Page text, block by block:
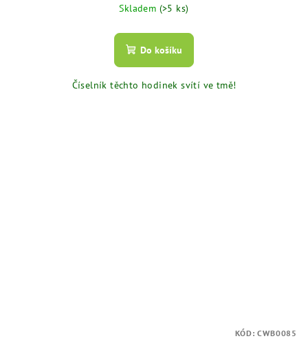
Skladem (>5 ks)
Do košíku
Číselník těchto hodinek svítí ve tmě!
KÓD:CWB0085